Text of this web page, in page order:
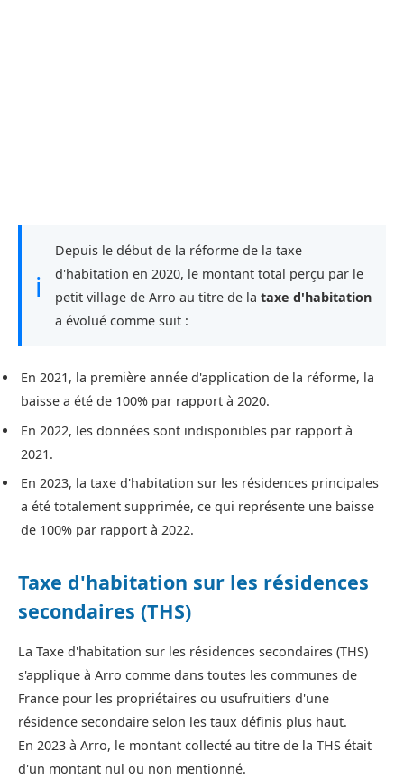
ℹ
Depuis le début de la réforme de la taxe
d'habitation en 2020, le montant total perçu par le
petit village de Arro au titre de la taxe d'habitation
a évolué comme suit :
En 2021, la première année d'application de la réforme, la
baisse a été de 100% par rapport à 2020.
En 2022, les données sont indisponibles par rapport à
2021.
En 2023, la taxe d'habitation sur les résidences principales
a été totalement supprimée, ce qui représente une baisse
de 100% par rapport à 2022.
Taxe d'habitation sur les résidences
secondaires (THS)
La Taxe d'habitation sur les résidences secondaires (THS)
s'applique à Arro comme dans toutes les communes de
France pour les propriétaires ou usufruitiers d'une
résidence secondaire selon les taux définis plus haut.
En 2023 à Arro, le montant collecté au titre de la THS était
d'un montant nul ou non mentionné.